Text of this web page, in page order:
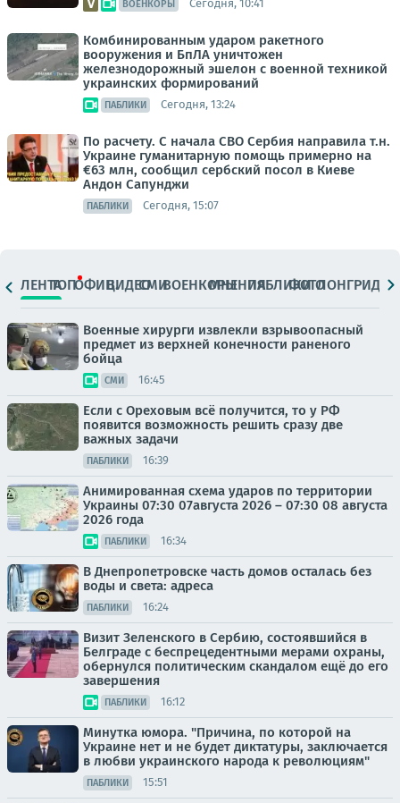
ВОЕНКОРЫ Сегодня, 10:41
Комбинированным ударом ракетного
вооружения и БпЛА уничтожен
железнодорожный эшелон с военной техникой
украинских формирований
ПАБЛИКИ Сегодня, 13:24
По расчету. С начала СВО Сербия направила т.н.
Украине гуманитарную помощь примерно на
€63 млн, сообщил сербский посол в Киеве
Андон Сапунджи
ПАБЛИКИ Сегодня, 15:07
ЛЕНТАТОПОФИЦ.ВИДЕОСМИВОЕНКОРЫМНЕНИЯПАБЛИКИ
ФОТОЛОНГРИДЫ
Военные хирурги извлекли взрывоопасный
предмет из верхней конечности раненого
бойца
СМИ 16:45
Если с Ореховым всё получится, то у РФ
появится возможность решить сразу две
важных задачи
ПАБЛИКИ 16:39
Анимированная схема ударов по территории
Украины 07:30 07августа 2026 – 07:30 08 августа
2026 года
ПАБЛИКИ 16:34
В Днепропетровске часть домов осталась без
воды и света: адреса
ПАБЛИКИ 16:24
Визит Зеленского в Сербию, состоявшийся в
Белграде с беспрецедентными мерами охраны,
обернулся политическим скандалом ещё до его
завершения
ПАБЛИКИ 16:12
Минутка юмора. "Причина, по которой на
Украине нет и не будет диктатуры, заключается
в любви украинского народа к революциям"
ПАБЛИКИ 15:51